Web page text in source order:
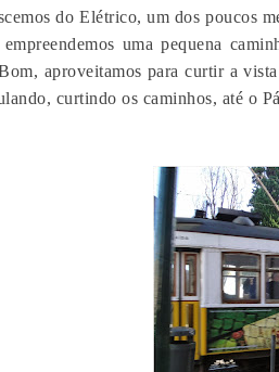
do Elétrico, um dos poucos
uma pequena
aproveitamos para curtir a
curtindo os caminhos, até o